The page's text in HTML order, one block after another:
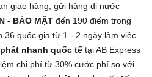
giao hàng, gửi hàng đi nước
- BẢO MẬT đến 190 điểm trong
quốc gia từ 1 - 2 ngày làm việc.
nhanh quốc tế tại AB Express
chi phí từ 30% cước phí so với